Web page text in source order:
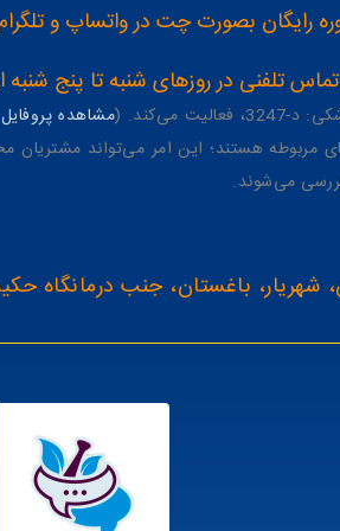
رایگان بصورت چت در واتساپ و تلگرام با شماره
تماس تلفنی در روزهای شنبه تا پنج شنبه از 8 صبح تا 4 عصر به شماره
می‌کند. ( مشاهده
هستند؛ این امر می‌تواند مشتریان
می‌شوند.
شهریار، باغستان، جنب درمانگاه